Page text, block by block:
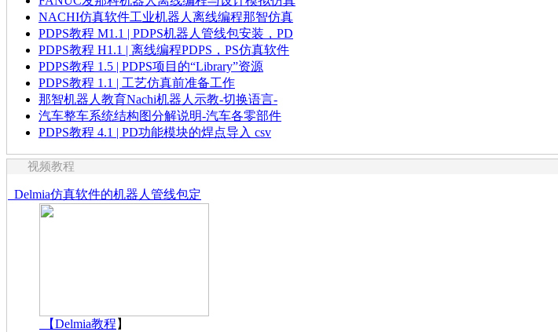
NACHI仿真软件工业机器人离线编程那智仿真
PDPS教程 M1.1 | PDPS机器人管线包安装，PD
PDPS教程 H1.1 | 离线编程PDPS，PS仿真软件
PDPS教程 1.5 | PDPS项目的“Library”资源
PDPS教程 1.1 | 工艺仿真前准备工作
那智机器人教育Nachi机器人示教-切换语言-
汽车整车系统结构图分解说明-汽车各零部件
PDPS教程 4.1 | PD功能模块的焊点导入 csv
视频教程
Delmia仿真软件的机器人管线包定
【Delmia教程 】